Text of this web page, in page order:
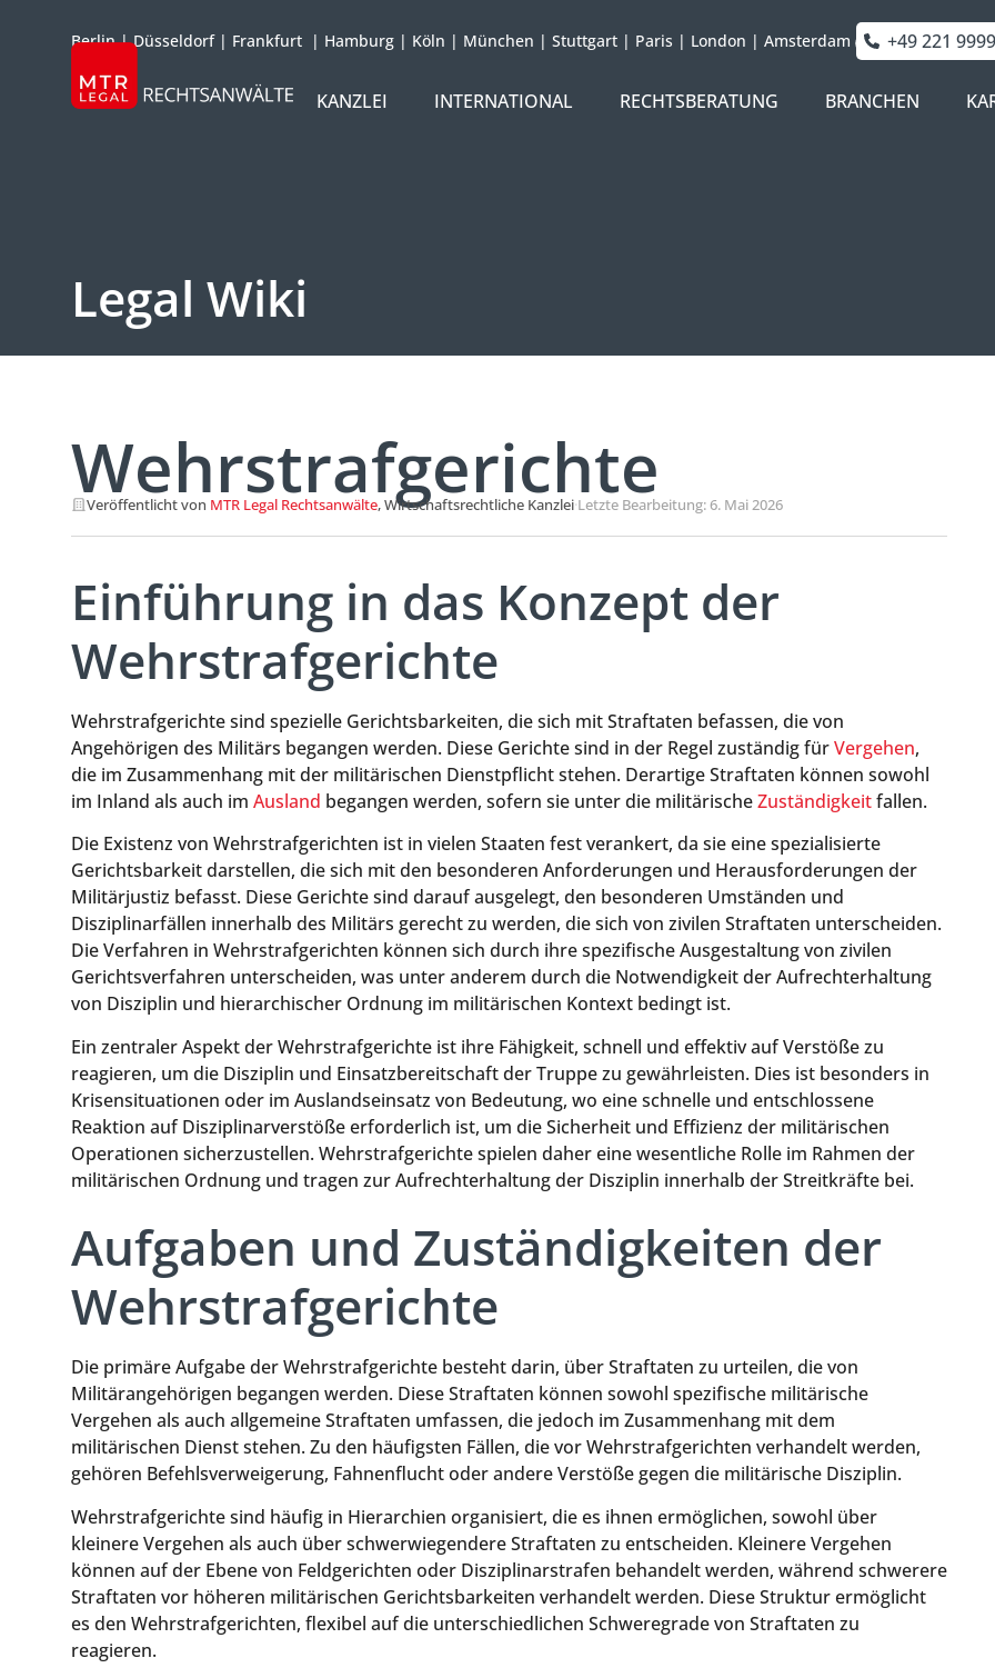
Berlin|Düsseldorf| Frankfurt | Hamburg | Köln | München | Stuttgart | Paris | London | Amsterdam +49 221
KANZLEI
INTERNATIONAL RECHTSBERATUNG BRANCHEN
Legal Wiki
Wehrstrafgerichte
Veröffentlicht von MTR Legal Rechtsanwälte, Wirtschaftsrechtliche Kanzlei·Letzte Bearbeitung: 6. Mai 2026
Einführung in das Konzept der
Wehrstrafgerichte
Wehrstrafgerichte sind spezielle Gerichtsbarkeiten, die sich mit Straftaten befassen, die von
Angehörigen des Militärs begangen werden. Diese Gerichte sind in der Regel zuständig fürVergehen,
die im Zusammenhang mit der militärischen Dienstpflicht stehen. Derartige Straftaten können sowohl
im Inland als auch im Ausland begangen werden, sofern sie unter die militärischeZuständigkeitfallen.
Die Existenz von Wehrstrafgerichten ist in vielen Staaten fest verankert, da sie eine spezialisierte
Gerichtsbarkeit darstellen, die sich mit den besonderen Anforderungen und Herausforderungen der
Militärjustiz befasst. Diese Gerichte sind darauf ausgelegt, den besonderen Umständen und
Disziplinarfällen innerhalb des Militärs gerecht zu werden, die sich von zivilen Straftaten unterscheiden.
Die Verfahren in Wehrstrafgerichten können sich durch ihre spezifische Ausgestaltung von zivilen
Gerichtsverfahren unterscheiden, was unter anderem durch die Notwendigkeit der Aufrechterhaltung
von Disziplin und hierarchischer Ordnung im militärischen Kontext bedingt ist.
Ein zentraler Aspekt der Wehrstrafgerichte ist ihre Fähigkeit, schnell und effektiv auf Verstöße zu
reagieren, um die Disziplin und Einsatzbereitschaft der Truppe zu gewährleisten. Dies ist besonders in
Krisensituationen oder im Auslandseinsatz von Bedeutung, wo eine schnelle und entschlossene
Reaktion auf Disziplinarverstöße erforderlich ist, um die Sicherheit und Effizienz der militärischen
Operationen sicherzustellen. Wehrstrafgerichte spielen daher eine wesentliche Rolle im Rahmen der
militärischen Ordnung und tragen zur Aufrechterhaltung der Disziplin innerhalb der Streitkräfte bei.
Aufgaben und Zuständigkeiten der
Wehrstrafgerichte
Die primäre Aufgabe der Wehrstrafgerichte besteht darin, über Straftaten zu urteilen, die von
Militärangehörigen begangen werden. Diese Straftaten können sowohl spezifische militärische
Vergehen als auch allgemeine Straftaten umfassen, die jedoch im Zusammenhang mit dem
militärischen Dienst stehen. Zu den häufigsten Fällen, die vor Wehrstrafgerichten verhandelt werden,
gehören Befehlsverweigerung, Fahnenflucht oder andere Verstöße gegen die militärische Disziplin.
Wehrstrafgerichte sind häufig in Hierarchien organisiert, die es ihnen ermöglichen, sowohl über
kleinere Vergehen als auch über schwerwiegendere Straftaten zu entscheiden. Kleinere Vergehen
können auf der Ebene von Feldgerichten oder Disziplinarstrafen behandelt werden, während schwerere
Straftaten vor höheren militärischen Gerichtsbarkeiten verhandelt werden. Diese Struktur ermöglicht
es den Wehrstrafgerichten, flexibel auf die unterschiedlichen Schweregrade von Straftaten zu
reagieren.